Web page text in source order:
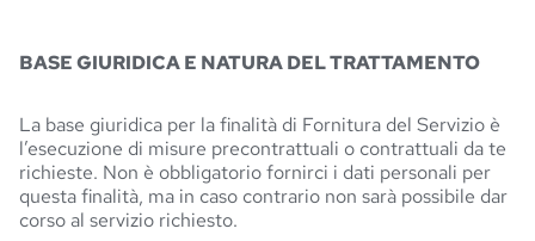
BASE GIURIDICA E NATURA DEL TRATTAMENTO
La base giuridica per la finalità di Fornitura del Servizio è
l’esecuzione di misure precontrattuali o contrattuali da te
richieste. Non è obbligatorio fornirci i dati personali per
questa finalità, ma in caso contrario non sarà possibile dar
corso al servizio richiesto.